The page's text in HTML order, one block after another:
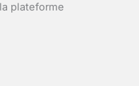
plateforme